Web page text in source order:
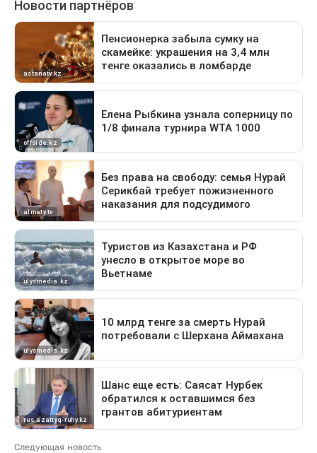
Следующая новость